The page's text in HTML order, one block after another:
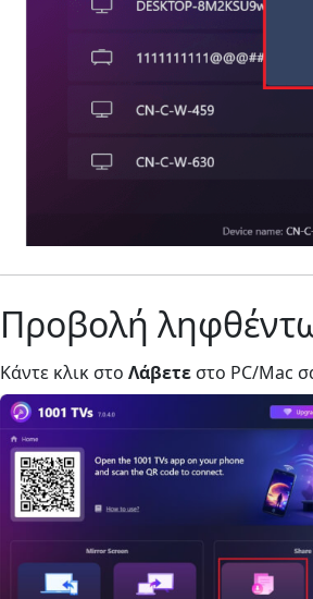
Προβολή
Κάντε κλικ στο Λάβετε στο PC/Mac